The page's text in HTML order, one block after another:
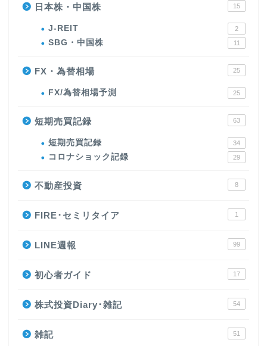
日本株・中国株 15
J-REIT 2
SBG・中国株 11
FX・為替相場 25
FX/為替相場予測 25
短期売買記録 63
短期売買記録 34
コロナショック記録 29
不動産投資 8
FIRE･セミリタイア 1
LINE週報 99
初心者ガイド 17
株式投資Diary･雑記 54
雑記 51